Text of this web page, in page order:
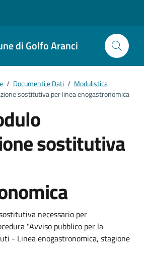
di Golfo Aranci
/ Documenti e Dati / Modulistica
sostitutiva per linea enogastronomica
sostitutiva
documento
necessario per
"Avviso pubblico per la
- Linea enogastronomica, stagione